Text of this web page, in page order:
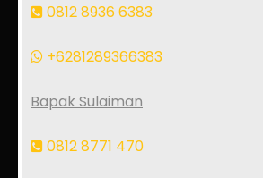
0812 8936 6383
+6281289366383
Bapak Sulaiman
0812 8771 470